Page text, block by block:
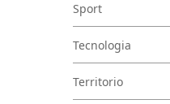
Sport
Tecnologia
Territorio